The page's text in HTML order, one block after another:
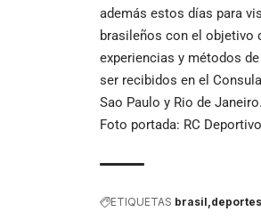
además estos días para
brasileños con el objetivo
experiencias y métodos
ser recibidos en el
Sao Paulo y Rio de Janeiro.
Foto portada: RC Deportivo
ETIQUETAS brasil deportes